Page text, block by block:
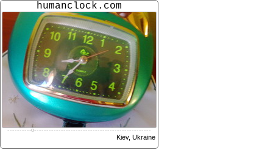
humanclock.com
----------o------------------------------------------------
Kiev, Ukraine